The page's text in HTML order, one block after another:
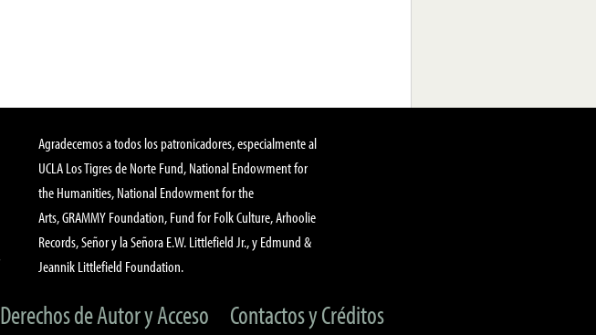
Agradecemos a todos los patronicadores, especialmente al
UCLA Los Tigres de Norte Fund, National Endowment for
the Humanities, National Endowment for the
Arts, GRAMMY Foundation, Fund for Folk Culture, Arhoolie
Records, Señor y la Señora E.W. Littlefield Jr., y Edmund &
Jeannik Littlefield Foundation.
Derechos de Autor y Acceso Contactos y Créditos